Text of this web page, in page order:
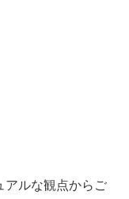
アルな観点からご